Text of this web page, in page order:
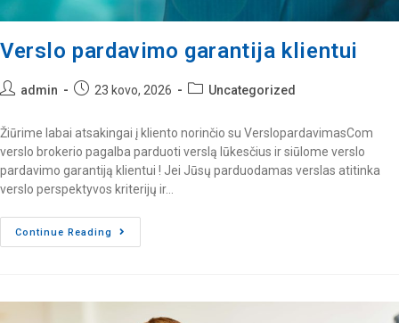
Verslo pardavimo garantija klientui
admin 23 kovo, 2026 Uncategorized
Žiūrime labai atsakingai į kliento norinčio su VerslopardavimasCom
verslo brokerio pagalba parduoti verslą lūkesčius ir siūlome verslo
pardavimo garantiją klientui ! Jei Jūsų parduodamas verslas atitinka
verslo perspektyvos kriterijų ir…
Continue Reading